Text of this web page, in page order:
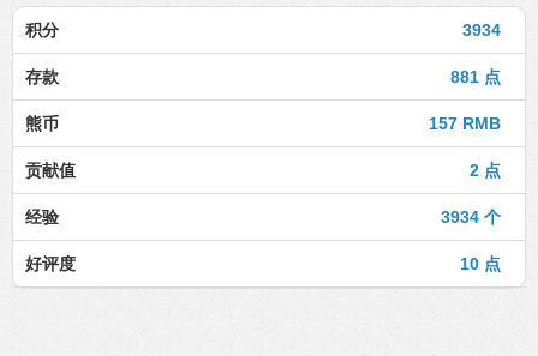
3934
积分
881 点
存款
157 RMB
熊币
2 点
贡献值
3934 个
经验
10 点
好评度